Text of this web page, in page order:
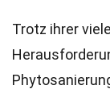
Trotz ihrer